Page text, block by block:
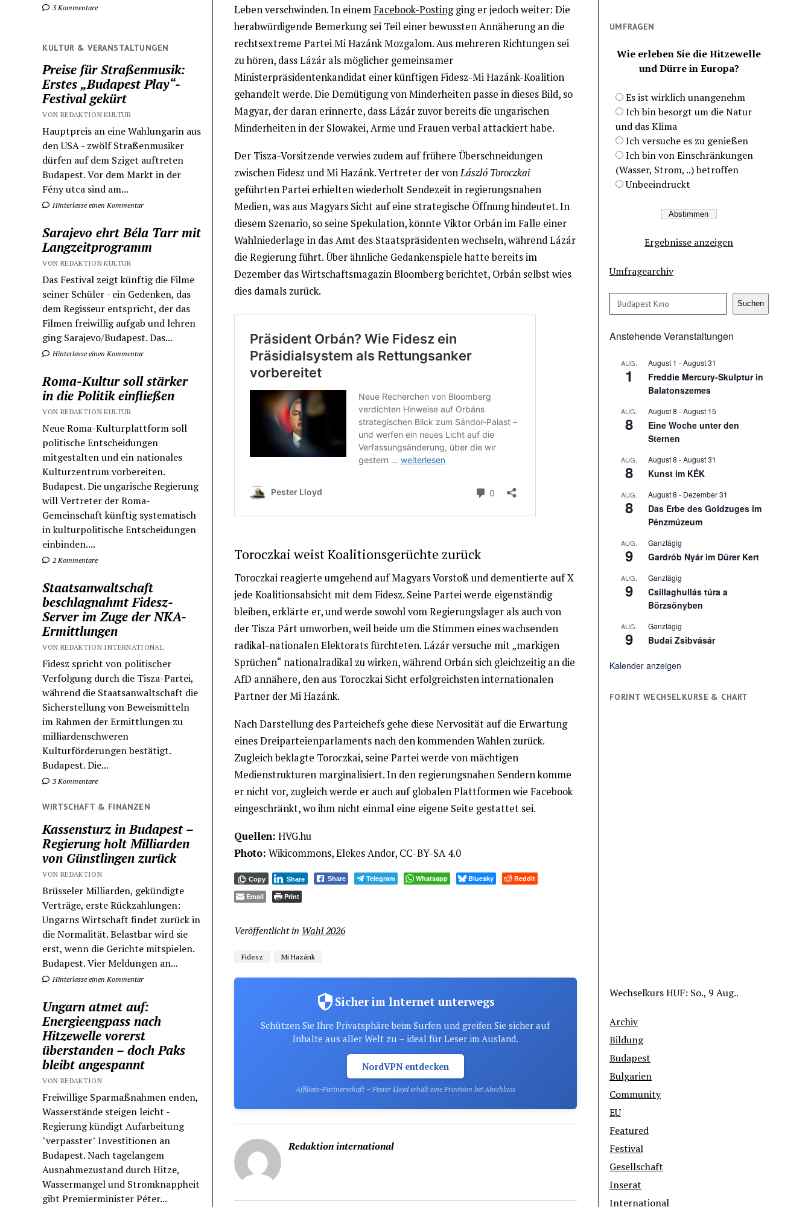
3 Kommentare
KULTUR & VERANSTALTUNGEN
Preise für Straßenmusik:
Erstes „Budapest Play“-
Festival gekürt
VON REDAKTION KULTUR
Hauptpreis an eine Wahlungarin aus
den USA - zwölf Straßenmusiker
dürfen auf dem Sziget auftreten
Budapest. Vor dem Markt in der
Fény utca sind am...
Hinterlasse einen Kommentar
Sarajevo ehrt Béla Tarr mit
Langzeitprogramm
VON REDAKTION KULTUR
Das Festival zeigt künftig die Filme
seiner Schüler - ein Gedenken, das
dem Regisseur entspricht, der das
Filmen freiwillig aufgab und lehren
ging Sarajevo/Budapest. Das...
Hinterlasse einen Kommentar
Roma-Kultur soll stärker
in die Politik einfließen
VON REDAKTION KULTUR
Neue Roma-Kulturplattform soll
politische Entscheidungen
mitgestalten und ein nationales
Kulturzentrum vorbereiten.
Budapest. Die ungarische Regierung
will Vertreter der Roma-
Gemeinschaft künftig systematisch
in kulturpolitische Entscheidungen
einbinden....
2 Kommentare
Staatsanwaltschaft
beschlagnahmt Fidesz-
Server im Zuge der NKA-
Ermittlungen
VON REDAKTION INTERNATIONAL
Fidesz spricht von politischer
Verfolgung durch die Tisza-Partei,
während die Staatsanwaltschaft die
Sicherstellung von Beweismitteln
im Rahmen der Ermittlungen zu
milliardenschweren
Kulturförderungen bestätigt.
Budapest. Die...
3 Kommentare
WIRTSCHAFT & FINANZEN
Kassensturz in Budapest –
Regierung holt Milliarden
von Günstlingen zurück
VON REDAKTION
Brüsseler Milliarden, gekündigte
Verträge, erste Rückzahlungen:
Ungarns Wirtschaft findet zurück in
die Normalität. Belastbar wird sie
erst, wenn die Gerichte mitspielen.
Budapest. Vier Meldungen an...
Hinterlasse einen Kommentar
Ungarn atmet auf:
Energieengpass nach
Hitzewelle vorerst
überstanden – doch Paks
bleibt angespannt
VON REDAKTION
Freiwillige Sparmaßnahmen enden,
Wasserstände steigen leicht -
Regierung kündigt Aufarbeitung
"verpasster" Investitionen an
Budapest. Nach tagelangem
Ausnahmezustand durch Hitze,
Wassermangel und Stromknappheit
gibt Premierminister Péter...
Leben verschwinden. In einem Facebook-Postingging er jedoch weiter: Die
herabwürdigende Bemerkung sei Teil einer bewussten Annäherung an die
rechtsextreme Partei Mi Hazánk Mozgalom. Aus mehreren Richtungen sei
zu hören, dass Lázár als möglicher gemeinsamer
Ministerpräsidentenkandidat einer künftigen Fidesz-Mi Hazánk-Koalition
gehandelt werde. Die Demütigung von Minderheiten passe in dieses Bild, so
Magyar, der daran erinnerte, dass Lázár zuvor bereits die ungarischen
Minderheiten in der Slowakei, Arme und Frauen verbal attackiert habe.
Der Tisza-Vorsitzende verwies zudem auf frühere Überschneidungen
zwischen Fidesz und Mi Hazánk. Vertreter der vonLászló Toroczkai
geführten Partei erhielten wiederholt Sendezeit in regierungsnahen
Medien, was aus Magyars Sicht auf eine strategische Öffnung hindeutet. In
diesem Szenario, so seine Spekulation, könnte Viktor Orbán im Falle einer
Wahlniederlage in das Amt des Staatspräsidenten wechseln, während Lázár
die Regierung führt. Über ähnliche Gedankenspiele hatte bereits im
Dezember das Wirtschaftsmagazin Bloomberg berichtet, Orbán selbst wies
dies damals zurück.
Toroczkai weist Koalitionsgerüchte zurück
Toroczkai reagierte umgehend auf Magyars Vorstoß und dementierte auf X
jede Koalitionsabsicht mit dem Fidesz. Seine Partei werde eigenständig
bleiben, erklärte er, und werde sowohl vom Regierungslager als auch von
der Tisza Párt umworben, weil beide um die Stimmen eines wachsenden
radikal-nationalen Elektorats fürchteten. Lázár versuche mit „markigen
Sprüchen“ nationalradikal zu wirken, während Orbán sich gleichzeitig an die
AfD annähere, den aus Toroczkai Sicht erfolgreichsten internationalen
Partner der Mi Hazánk.
Nach Darstellung des Parteichefs gehe diese Nervosität auf die Erwartung
eines Dreiparteienparlaments nach den kommenden Wahlen zurück.
Zugleich beklagte Toroczkai, seine Partei werde von mächtigen
Medienstrukturen marginalisiert. In den regierungsnahen Sendern komme
er nicht vor, zugleich werde er auch auf globalen Plattformen wie Facebook
eingeschränkt, wo ihm nicht einmal eine eigene Seite gestattet sei.
Quellen: HVG.hu
Photo: Wikicommons, Elekes Andor, CC-BY-SA 4.0
Copy Share Telegram Whatsapp Bluesky
Share
Reddit
Email
Print
Veröffentlicht in Wahl 2026
Fidesz Mi Hazánk
Sicher im Internet unterwegs
Schützen Sie Ihre Privatsphäre beim Surfen und greifen Sie sicher auf
Inhalte aus aller Welt zu – ideal für Leser im Ausland.
NordVPN entdecken
Affiliate-Partnerschaft – Pester Lloyd erhält eine Provision bei Abschluss
Redaktion international
UMFRAGEN
Wie erleben Sie die Hitzewelle
und Dürre in Europa?
Es ist wirklich unangenehm
Ich bin besorgt um die Natur
und das Klima
Ich versuche es zu genießen
Ich bin von Einschränkungen
(Wasser, Strom, ..) betroffen
Unbeeindruckt
Ergebnisse anzeigen
Umfragearchiv
Suchen Suchen
Anstehende Veranstaltungen
AUG.
1
August 1 -August 31
Freddie Mercury-Skulptur in
Balatonszemes
AUG.
8
August 8 -August 15
Eine Woche unter den
Sternen
AUG.
8
August 8 -August 31
Kunst im KÉK
AUG.
8
August 8 - Dezember 31
Das Erbe des Goldzuges im
Pénzmúzeum
AUG.
9
Ganztägig
Gardrób Nyár im Dürer Kert
AUG.
9
Ganztägig
Csillaghullás túra a
Börzsönyben
AUG.
9
Ganztägig
Budai Zsibvásár
Kalender anzeigen
FORINT WECHSELKURSE & CHART
WechselkursHUF: So., 9 Aug..
Archiv
Bildung
Budapest
Bulgarien
Community
EU
Featured
Festival
Gesellschaft
Inserat
International